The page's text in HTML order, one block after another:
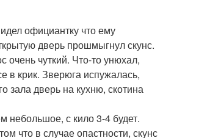
официантку что ему
дверь прошмыгнул скунс.
очень чуткий. Что-то унюхал,
в крик. Зверюга испужалась,
зала дверь на кухню, скотина
небольшое, с кило 3-4 будет.
что в случае опастности, скунс